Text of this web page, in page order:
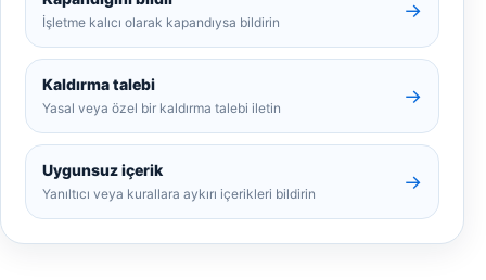
İşletme kalıcı olarak kapandıysa bildirin
→
Kaldırma talebi
Yasal veya özel bir kaldırma talebi iletin
→
Uygunsuz içerik
Yanıltıcı veya kurallara aykırı içerikleri bildirin
→